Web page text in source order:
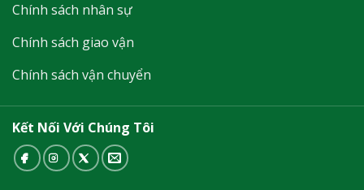
Chính sách nhân sự
Chính sách giao vận
Chính sách vận chuyển
Kết Nối Với Chúng Tôi